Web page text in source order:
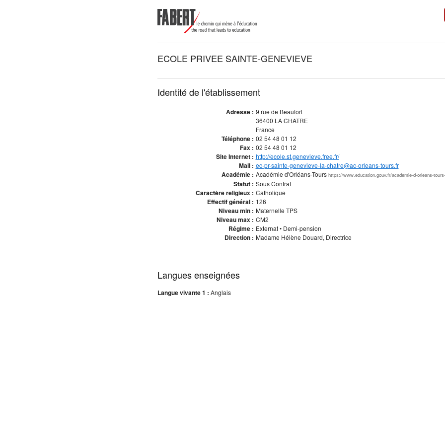
ECOLE PRIVEE SAINTE-GENEVIEVE
Identité de l'établissement
Adresse : 9 rue de Beaufort
36400 LA CHATRE
France
Téléphone : 02 54 48 01 12
Fax : 02 54 48 01 12
Site Internet : http://ecole.st.genevieve.free.fr/
Mail : ec-pr-sainte-genevieve-la-chatre@ac-orleans-tours.fr
Académie : Académie d'Orléans-Tours https://www.education.gouv.fr/academie-d-orleans-
Statut : Sous Contrat
Caractère religieux : Catholique
Effectif général : 126
Niveau min : Maternelle TPS
Niveau max : CM2
Régime : Externat • Demi-pension
Direction : Madame Hélène Douard, Directrice
Langues enseignées
Langue vivante 1 : Anglais